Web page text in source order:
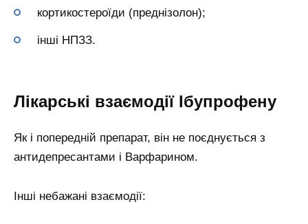
кортикостероїди (преднізолон);
інші НПЗЗ.
Лікарські взаємодії Ібупрофену
Як і попередній препарат, він не поєднується з
антидепресантами і Варфарином.
Інші небажані взаємодії: